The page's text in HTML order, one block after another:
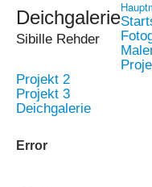
Deichgalerie
Sibille Rehder
Projekt 2
Projekt 3
Deichgalerie
Error